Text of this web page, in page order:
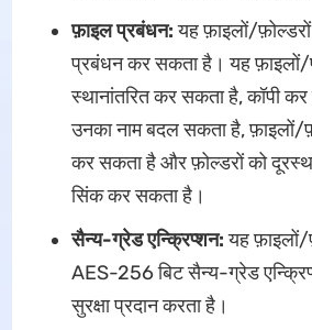
फ़ाइल प्रबंधन:यह फ़ाइलों/
प्रबंधन कर सकता है। यह फ़ाइलों/
स्थानांतरित कर सकता है, कॉपी
उनका नाम बदल सकता है, फ़ाइलों/
कर सकता है और फ़ोल्डरों को
सिंक कर सकता है।
सैन्य-ग्रेड एन्क्रिप्शन:यह फ़ाइलों/
AES-256 बिट सैन्य-ग्रेड
सुरक्षा प्रदान करता है।